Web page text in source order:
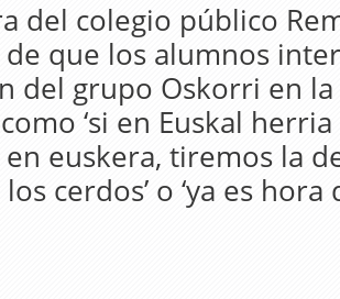
del colegio público
de que los alumnos
del grupo Oskorri en
‘si en Euskal
euskera, tiremos la
cerdos’ o ‘ya es